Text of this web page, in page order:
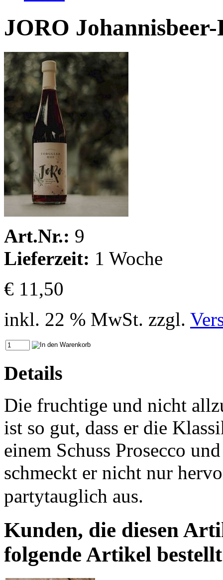
JORO
Art.Nr.: 9
Lieferzeit: 1 Woche
€ 11,50
inkl. 22 % MwSt. zzgl.
Details
Die fruchtige und nicht
ist so gut, dass er die
einem Schuss Prosecco
schmeckt er nicht nur
partytauglich aus.
Kunden, die diesen
folgende Artikel